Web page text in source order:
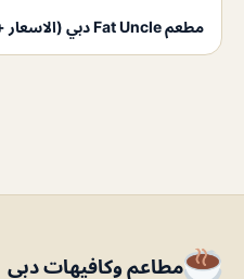
مطعم Fat Uncle دبي (الاسعار + المنيو + الموقع)
مطاعم وكافيهات دبي